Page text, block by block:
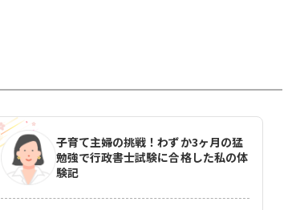
子育て主婦の挑戦！わずか3ヶ月の猛
勉強で行政書士試験に合格した私の体
験記